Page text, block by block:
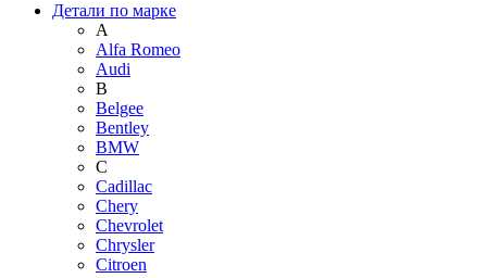
Детали по марке
A
Alfa Romeo
Audi
B
Belgee
Bentley
BMW
C
Cadillac
Chery
Chevrolet
Chrysler
Citroen